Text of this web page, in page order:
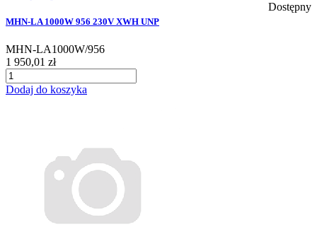
Dostępny
MHN-LA 1000W 956 230V XWH UNP
MHN-LA1000W/956
1 950,01 zł
Dodaj do koszyka